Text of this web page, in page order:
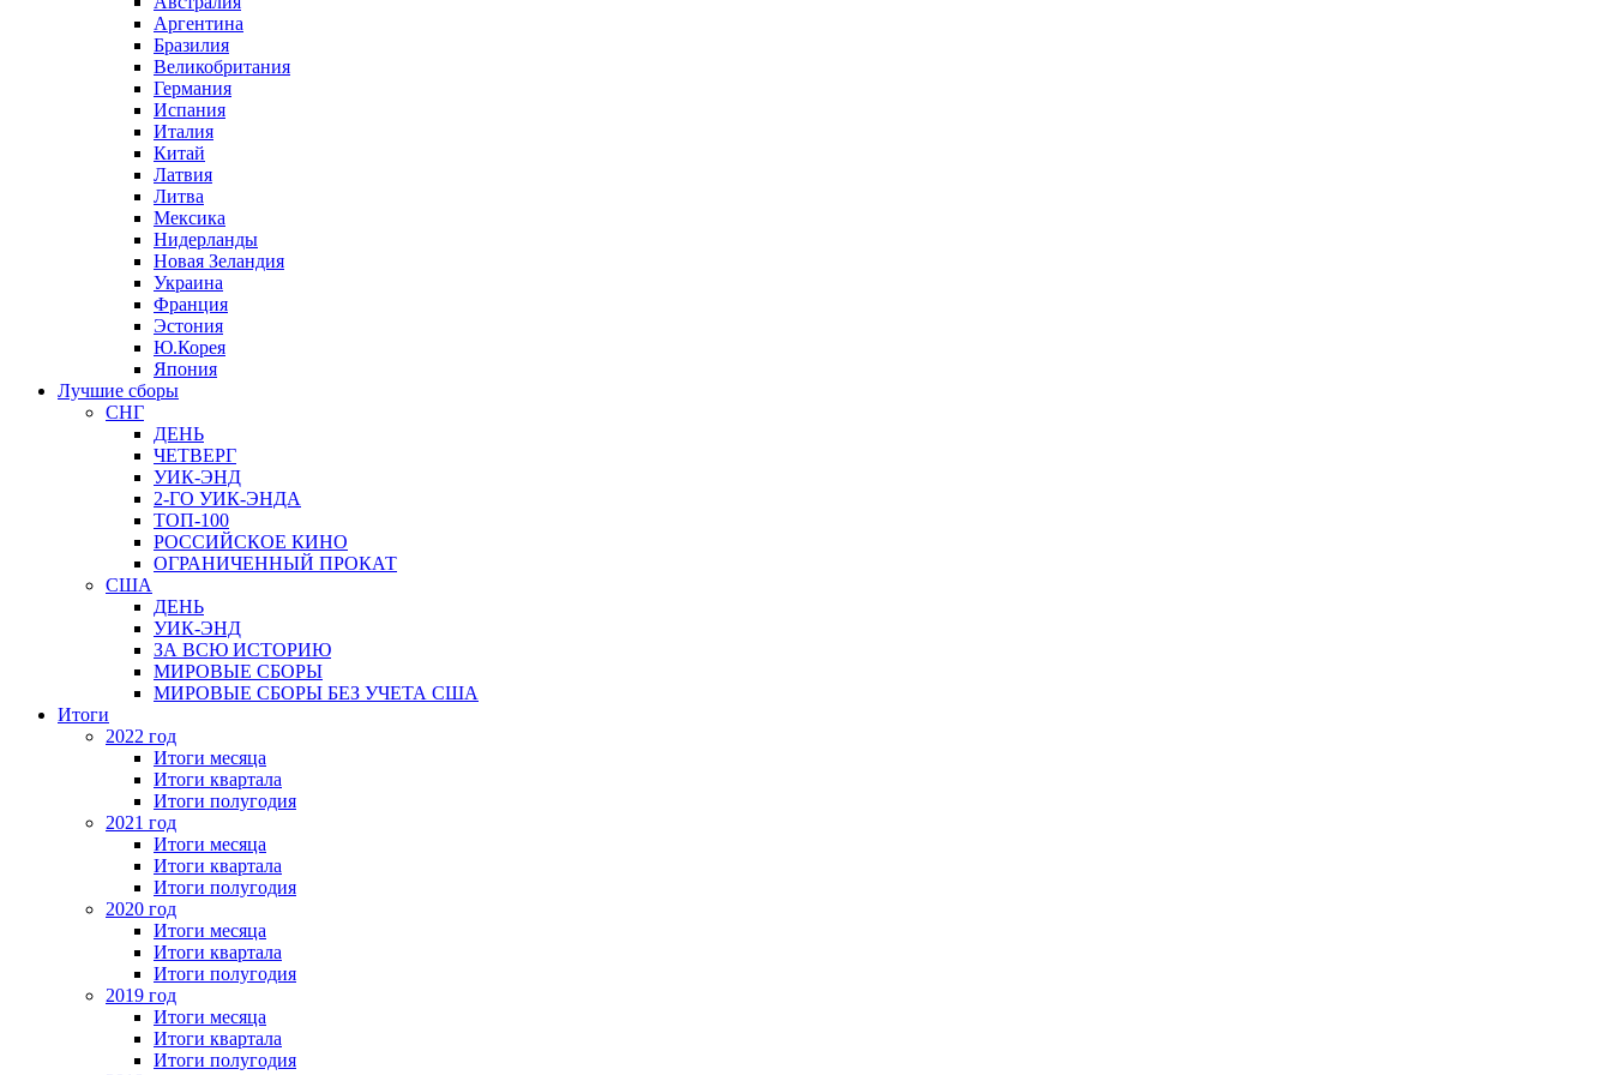
Аргентина
Бразилия
Великобритания
Германия
Испания
Италия
Китай
Латвия
Литва
Мексика
Нидерланды
Новая Зеландия
Украина
Франция
Эстония
Ю.Корея
Япония
Лучшие сборы
СНГ
ДЕНЬ
ЧЕТВЕРГ
УИК-ЭНД
2-ГО УИК-ЭНДА
ТОП-100
РОССИЙСКОЕ КИНО
ОГРАНИЧЕННЫЙ ПРОКАТ
США
ДЕНЬ
УИК-ЭНД
ЗА ВСЮ ИСТОРИЮ
МИРОВЫЕ СБОРЫ
МИРОВЫЕ СБОРЫ БЕЗ УЧЕТА США
Итоги
2022 год
Итоги месяца
Итоги квартала
Итоги полугодия
2021 год
Итоги месяца
Итоги квартала
Итоги полугодия
2020 год
Итоги месяца
Итоги квартала
Итоги полугодия
2019 год
Итоги месяца
Итоги квартала
Итоги полугодия